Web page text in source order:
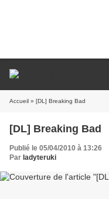
Accueil » [DL] Breaking Bad
[DL] Breaking Bad
Publié le 05/04/2010 à 13:26
Par ladyteruki